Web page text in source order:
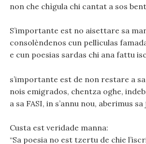
non che chìgula chi cantat a sos
S’importante est no aisettare sa
consolèndenos cun pellìculas
e cun poesias sardas chi ana fattu
s’importante est de non restare a
nois emigrados, chentza oghe,
a sa FASI, in s’annu nou, aberimus sa
Custa est veridade manna:
“Sa poesia no est tzertu de chie